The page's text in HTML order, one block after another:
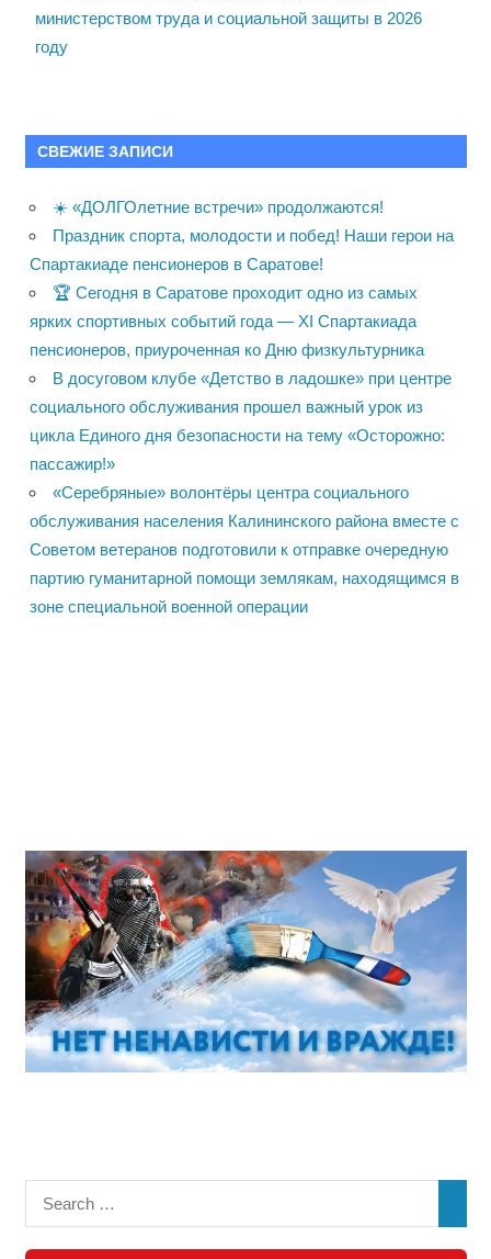
министерством труда и социальной защиты в 2026
году
СВЕЖИЕ ЗАПИСИ
☀️ «ДОЛГОлетние встречи» продолжаются!
Праздник спорта, молодости и побед! Наши герои на
Спартакиаде пенсионеров в Саратове!
🏆 Сегодня в Саратове проходит одно из самых
ярких спортивных событий года — XI Спартакиада
пенсионеров, приуроченная ко Дню физкультурника
В досуговом клубе «Детство в ладошке» при центре
социального обслуживания прошел важный урок из
цикла Единого дня безопасности на тему «Осторожно:
пассажир!»
«Серебряные» волонтёры центра социального
обслуживания населения Калининского района вместе с
Советом ветеранов подготовили к отправке очередную
партию гуманитарной помощи землякам, находящимся в
зоне специальной военной операции